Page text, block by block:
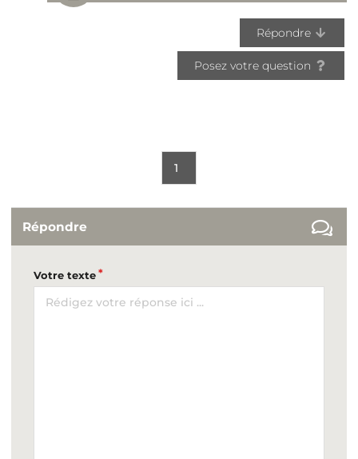
Répondre
Posez votre question
1
Répondre
Votre texte